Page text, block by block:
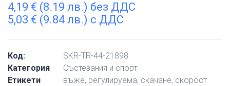
4,19 € (8.19 лв.) без ДДС
5,03 € (9.84 лв.) с ДДС
Код:
SKR-TR-44-21898
Категория
Състезания и спорт
Етикети
въже, регулируема, скачане, скорост